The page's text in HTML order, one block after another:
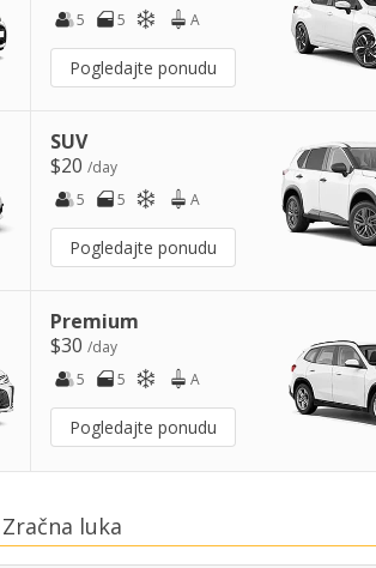
5
5 A
Pogledajte ponudu
SUV
$20/day
5
5 A
Pogledajte ponudu
Premium
$30/day
5
5 A
Pogledajte ponudu
luka